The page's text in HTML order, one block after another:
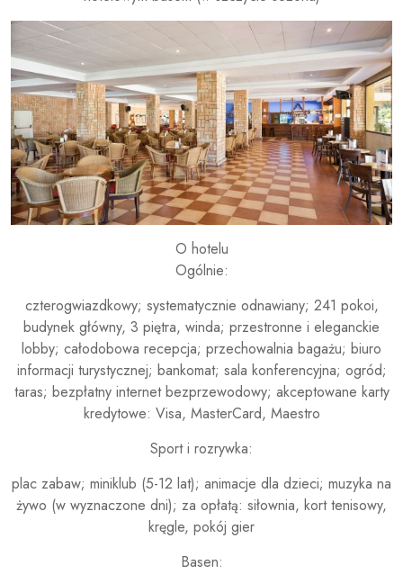
O hotelu
Ogólnie:
czterogwiazdkowy; systematycznie odnawiany; 241 pokoi,
budynek główny, 3 piętra, winda; przestronne i eleganckie
lobby; całodobowa recepcja; przechowalnia bagażu; biuro
informacji turystycznej; bankomat; sala konferencyjna; ogród;
taras; bezpłatny internet bezprzewodowy; akceptowane karty
kredytowe: Visa, MasterCard, Maestro
Sport i rozrywka:
plac zabaw; miniklub (5-12 lat); animacje dla dzieci; muzyka na
żywo (w wyznaczone dni); za opłatą: siłownia, kort tenisowy,
kręgle, pokój gier
Basen: